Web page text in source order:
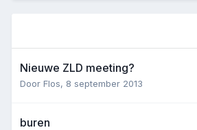
Nieuwe ZLD meeting?
Door Flos, 8 september 2013
buren